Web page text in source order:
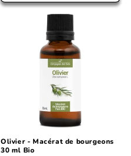
Olivier - Macérat de bourgeons
30 ml Bio